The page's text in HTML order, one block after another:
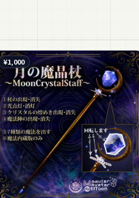
¥1,000